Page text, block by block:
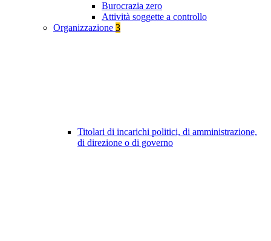
Burocrazia zero
Attività soggette a controllo
Organizzazione 3
Titolari di incarichi politici, di amministrazione,
di direzione o di governo